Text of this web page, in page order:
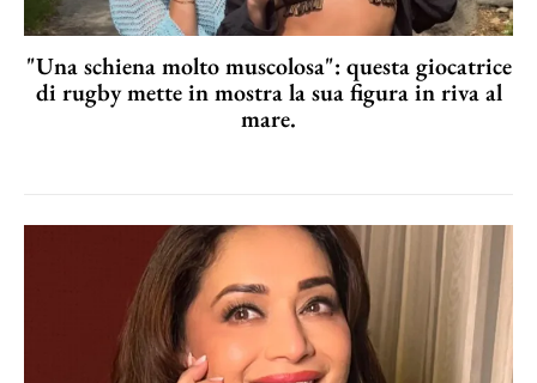
"Una schiena molto muscolosa": questa giocatrice
di rugby mette in mostra la sua figura in riva al
mare.